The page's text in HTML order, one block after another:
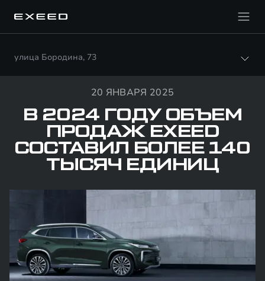
улица Бородина, 73
20 ЯНВАРЯ 2025
В 2024 ГОДУ ОБЪЕМ
ПРОДАЖ EXEED
СОСТАВИЛ БОЛЕЕ 140
ТЫСЯЧ ЕДИНИЦ